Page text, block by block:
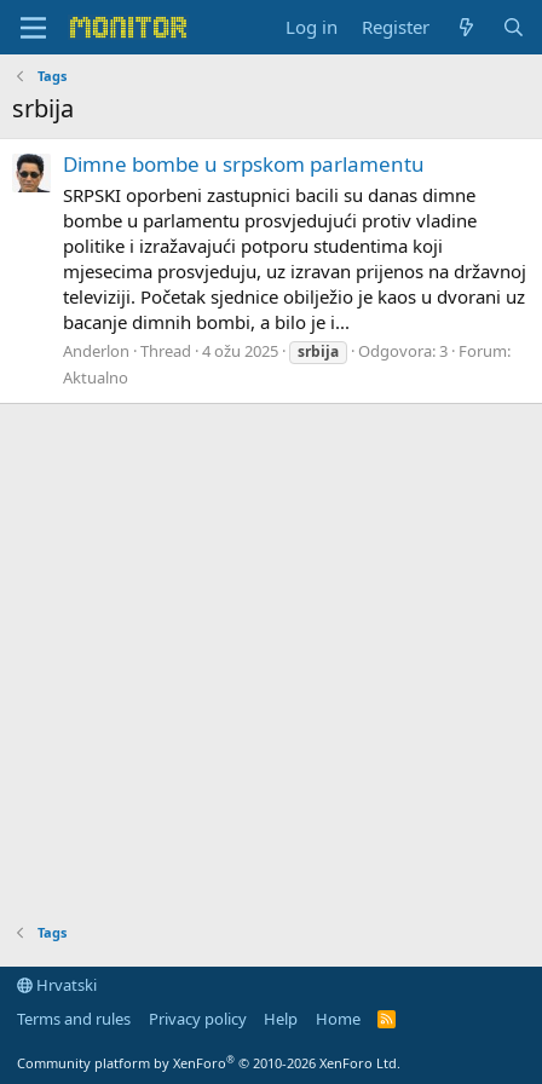
Log in Register
Tags
srbija
Dimne bombe u srpskom parlamentu
SRPSKI oporbeni zastupnici bacili su danas dimne
bombe u parlamentu prosvjedujući protiv vladine
politike i izražavajući potporu studentima koji
mjesecima prosvjeduju, uz izravan prijenos na državnoj
televiziji. Početak sjednice obilježio je kaos u dvorani uz
bacanje dimnih bombi, a bilo je i...
Anderlon Thread 4 ožu 2025 srbija Odgovora: 3 Forum:
Aktualno
Tags
Hrvatski
Terms and rules
Privacy policy Help Home
R
Community platform by XenForo® © 2010-2026 XenForo Ltd.